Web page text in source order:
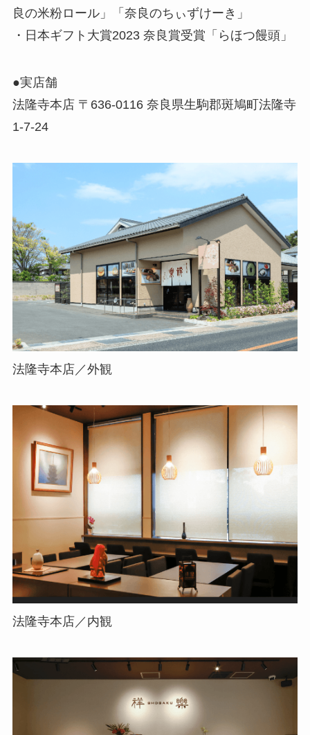
良の米粉ロール」「奈良のちぃずけーき」
・日本ギフト大賞2023 奈良賞受賞「らほつ饅頭」
●実店舗
法隆寺本店 〒636-0116 奈良県生駒郡斑鳩町法隆寺
1-7-24
法隆寺本店／外観
法隆寺本店／内観